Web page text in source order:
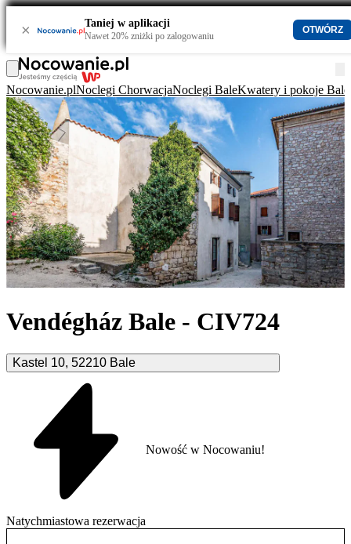
× Taniej w aplikacji
Nawet 20% zniżki po zalogowaniu
OTWÓRZ
Nocowanie.plNoclegi ChorwacjaNoclegi BaleKwatery i pokoje Bale
Vendégház Bale - CIV724
Kastel 10, 52210 Bale
Natychmiastowa rezerwacja
Nowość w Nocowaniu!